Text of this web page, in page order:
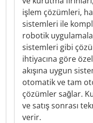
işlem çözümleri,
sistemleri ile
robotik
sistemleri gibi
ihtiyacına göre
akışına uygun
otomatik ve tam
çözümler sağlar.
ve satış sonrası
verir.